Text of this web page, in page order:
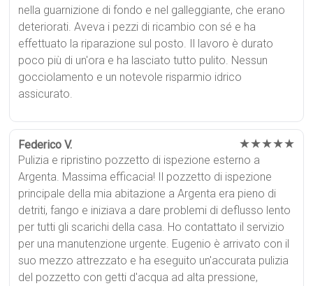
nella guarnizione di fondo e nel galleggiante, che erano
deteriorati. Aveva i pezzi di ricambio con sé e ha
effettuato la riparazione sul posto. Il lavoro è durato
poco più di un'ora e ha lasciato tutto pulito. Nessun
gocciolamento e un notevole risparmio idrico
assicurato.
Federico V. ★★★★★
Pulizia e ripristino pozzetto di ispezione esterno a
Argenta. Massima efficacia! Il pozzetto di ispezione
principale della mia abitazione a Argenta era pieno di
detriti, fango e iniziava a dare problemi di deflusso lento
per tutti gli scarichi della casa. Ho contattato il servizio
per una manutenzione urgente. Eugenio è arrivato con il
suo mezzo attrezzato e ha eseguito un'accurata pulizia
del pozzetto con getti d'acqua ad alta pressione,